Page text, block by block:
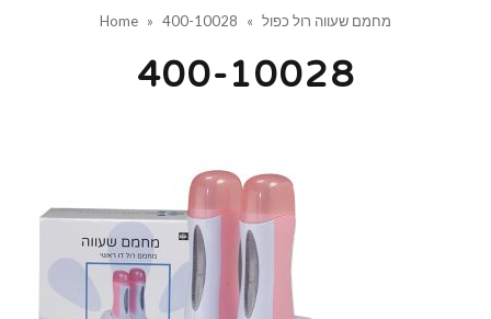
Home » מחמם שעווה רול כפול »
400-10028
400-10028